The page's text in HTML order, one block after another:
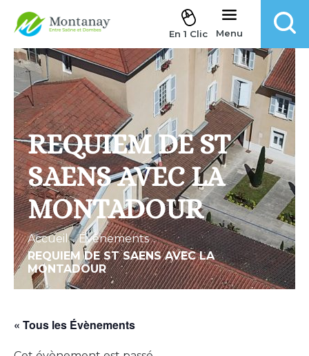
Aller au contenu
En 1 Clic Menu
REQUIEM DE ST
SAENS AVEC LA
MONTADOUR
Accueil . Évènements .
REQUIEM DE ST SAENS AVEC LA
MONTADOUR
« Tous les Évènements